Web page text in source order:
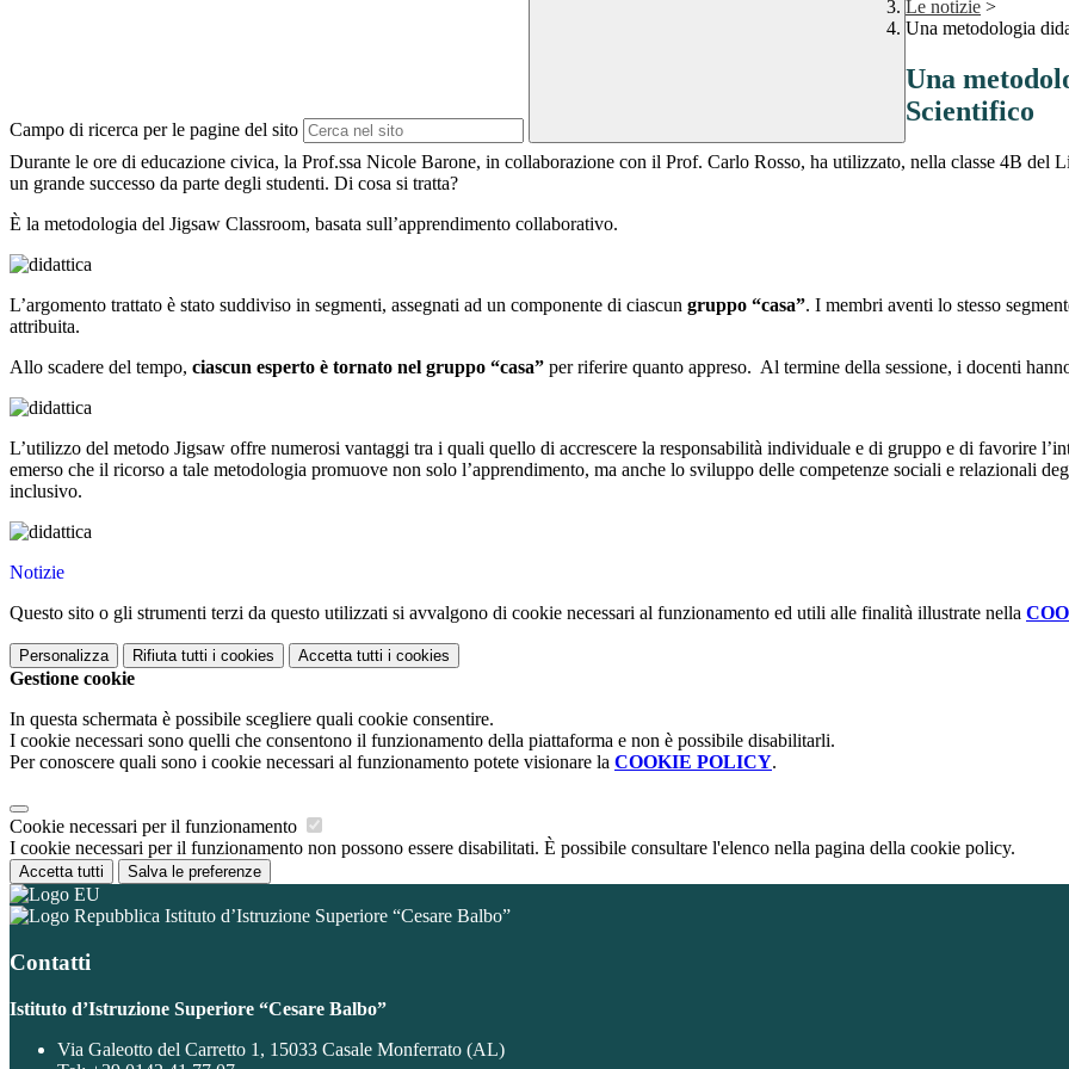
Campo di ricerca per le pagine del sito
Le notizie >
Una metodologia
Una
Scientifico
Durante le ore di educazione civica, la Prof.ssa Nicole Barone, in collaborazione con il Prof. Carlo Rosso, ha utilizzato, nella classe 4B del
un grande successo da parte degli studenti. Di cosa si tratta?
È la metodologia del Jigsaw Classroom, basata sull’apprendimento collaborativo.
L’argomento trattato è stato suddiviso in segmenti, assegnati ad un componente di ciascun gruppo “casa”. I membri aventi lo stesso
attribuita.
Allo scadere del tempo, ciascun esperto è tornato nel gruppo “casa” per riferire quanto appreso. Al termine della sessione, i docenti
L’utilizzo del metodo Jigsaw offre numerosi vantaggi tra i quali quello di accrescere la responsabilità individuale e di gruppo e di favorire
emerso che il ricorso a tale metodologia promuove non solo l’apprendimento, ma anche lo sviluppo delle competenze sociali e relazionali
inclusivo.
Notizie
Questo sito o gli strumenti terzi da questo utilizzati si avvalgono di cookie necessari al funzionamento ed utili alle finalità illustrate nella
Personalizza Rifiuta tutti i cookies Accetta tutti i cookies
Gestione cookie
In questa schermata è possibile scegliere quali cookie consentire.
I cookie necessari sono quelli che consentono il funzionamento della piattaforma e non è possibile disabilitarli.
Per conoscere quali sono i cookie necessari al funzionamento potete visionare la COOKIE POLICY.
Cookie necessari per il funzionamento
I cookie necessari per il funzionamento non possono essere disabilitati. È possibile consultare l'elenco nella pagina della cookie policy.
Accetta tutti Salva le preferenze
Istituto d’Istruzione Superiore “Cesare Balbo”
Contatti
Istituto d’Istruzione Superiore “Cesare Balbo”
Via Galeotto del Carretto 1, 15033 Casale Monferrato (AL)